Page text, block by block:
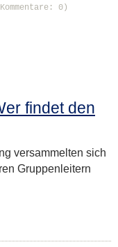
0)
findet den
versammelten sich
Gruppenleitern